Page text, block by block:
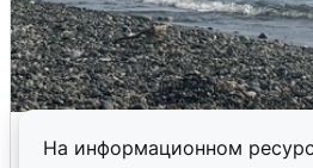
На информационном